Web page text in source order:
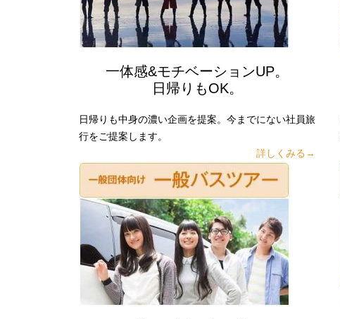
一体感&モチベーションUP。
日帰りもOK。
日帰りも中身の濃い企画を提案。今までにない社員旅
行をご提案します。
詳しくみる→